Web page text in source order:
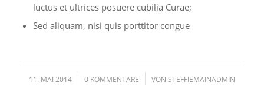
luctus et ultrices posuere cubilia Curae;
Sed aliquam, nisi quis porttitor congue
11. MAI 2014
/ 0 KOMMENTARE
/ VON STEFFIEMAINADMIN